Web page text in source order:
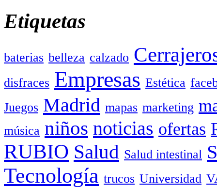
Etiquetas
baterias belleza calzado
disfraces Empresas Estética
Juegos Madrid mapas marketing
música niños noticias ofertas
RUBIO Salud Salud intestinal
Tecnología trucos Universidad